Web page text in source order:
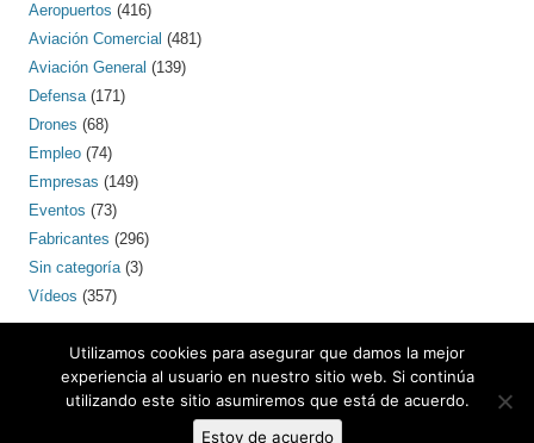
Aeropuertos (416)
Aviación Comercial (481)
Aviación General (139)
Defensa(171)
Drones (68)
Empleo (74)
Empresas (149)
Eventos (73)
Fabricantes (296)
Sin categoría(3)
Vídeos (357)
Contacto: bcnaero (arroba) gmail.com
Utilizamos cookies para asegurar que damos la mejor
experiencia al usuario en nuestro sitio web. Si continúa
utilizando este sitio asumiremos que está de acuerdo.
Estoy de acuerdo